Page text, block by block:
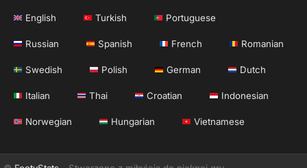
English Turkish Portuguese
Russian Spanish French Romanian
Swedish Polish German Dutch
Italian Thai Croatian Indonesian
Norwegian Hungarian Vietnamese